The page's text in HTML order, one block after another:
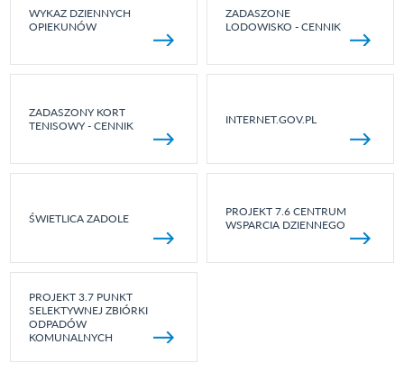
WYKAZ DZIENNYCH
OPIEKUNÓW
ZADASZONE
LODOWISKO - CENNIK
ZADASZONY KORT
TENISOWY - CENNIK
INTERNET.GOV.PL
ŚWIETLICA ZADOLE
PROJEKT 7.6 CENTRUM
WSPARCIA DZIENNEGO
PROJEKT 3.7 PUNKT
SELEKTYWNEJ ZBIÓRKI
ODPADÓW
KOMUNALNYCH